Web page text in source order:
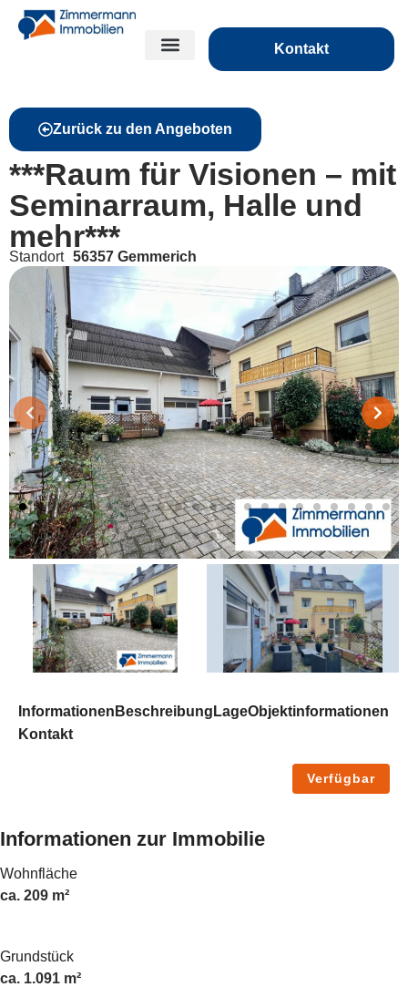
Kontakt
Zurück zu den Angeboten
***Raum für Visionen – mit
Seminarraum, Halle und
mehr***
Standort 56357 Gemmerich
Informationen Beschreibung LageObjektinformationen
Kontakt
Verfügbar
Informationen zur Immobilie
Wohnfläche
ca. 209 m²
Grundstück
ca. 1.091 m²